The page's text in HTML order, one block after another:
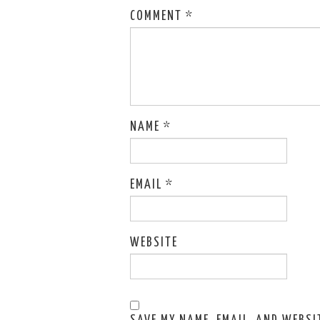
COMMENT *
NAME *
EMAIL *
WEBSITE